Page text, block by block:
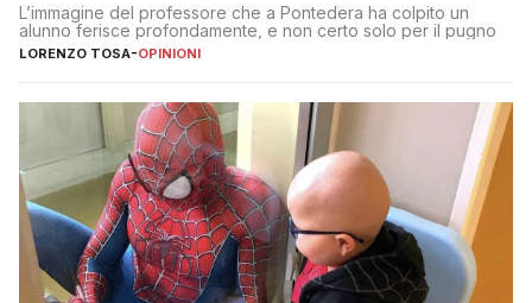
L’immagine del professore che a Pontedera ha colpito un
alunno ferisce profondamente, e non certo solo per il pugno
LORENZO TOSA-OPINIONI